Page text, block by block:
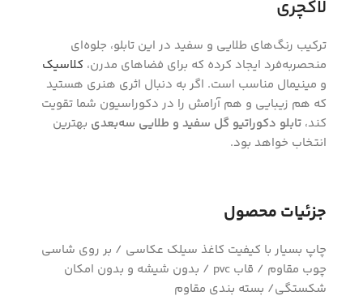
لاکچری
ترکیب رنگ‌های طلایی و سفید در این تابلو، جلوه‌ای
منحصر‌به‌فرد ایجاد کرده که برای فضاهای مدرن، کلاسیک
و مینیمال مناسب است. اگر به دنبال اثری هنری هستید
که هم زیبایی و هم آرامش را در دکوراسیون شما تقویت
کند، تابلو دکوراتیو گل سفید و طلایی سه‌بعدی بهترین
انتخاب خواهد بود.
جزئیات محصول
چاپ بسیار با کیفیت کاغذ سیلک عکاسی / بر روی شاسی
چوب مقاوم / قاب pvc / بدون شیشه و بدون امکان
شکستگی/ بسته بندی مقاوم